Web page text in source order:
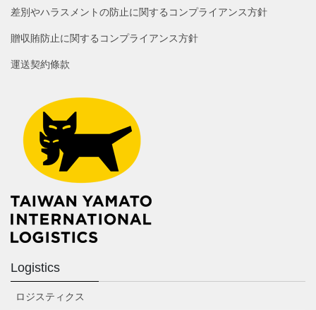
差別やハラスメントの防止に関するコンプライアンス方針
贈収賄防止に関するコンプライアンス方針
運送契約條款
Logistics
ロジスティクス